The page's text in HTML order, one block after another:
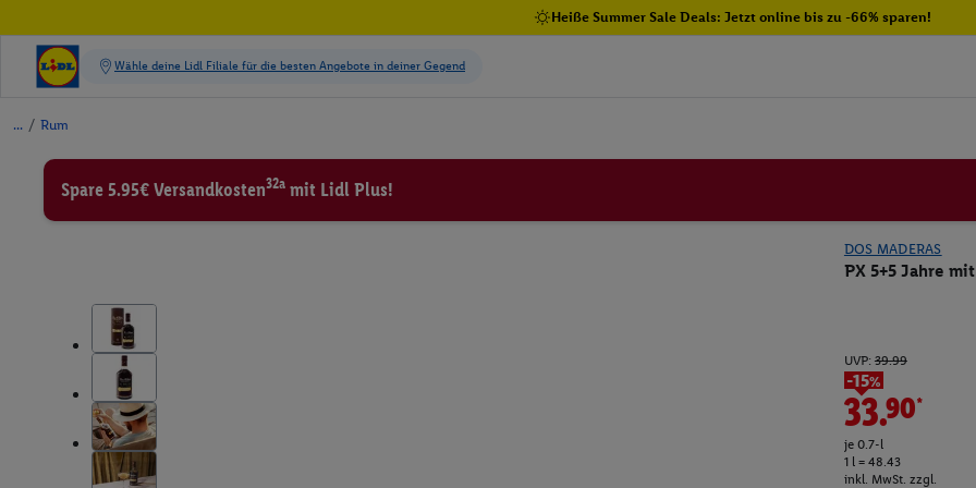
Heiße Summer Sale Deals: Jetzt online bis zu -66% sparen!
/ Rum
Spare 5.95€ Versandkosten32a mit Lidl Plus!
DOS MADERAS
PX 5+5 Jahre
UVP: 39.99
-15%
33.90*
je 0.7-l
1 l = 48.43
inkl. MwSt. zzgl.